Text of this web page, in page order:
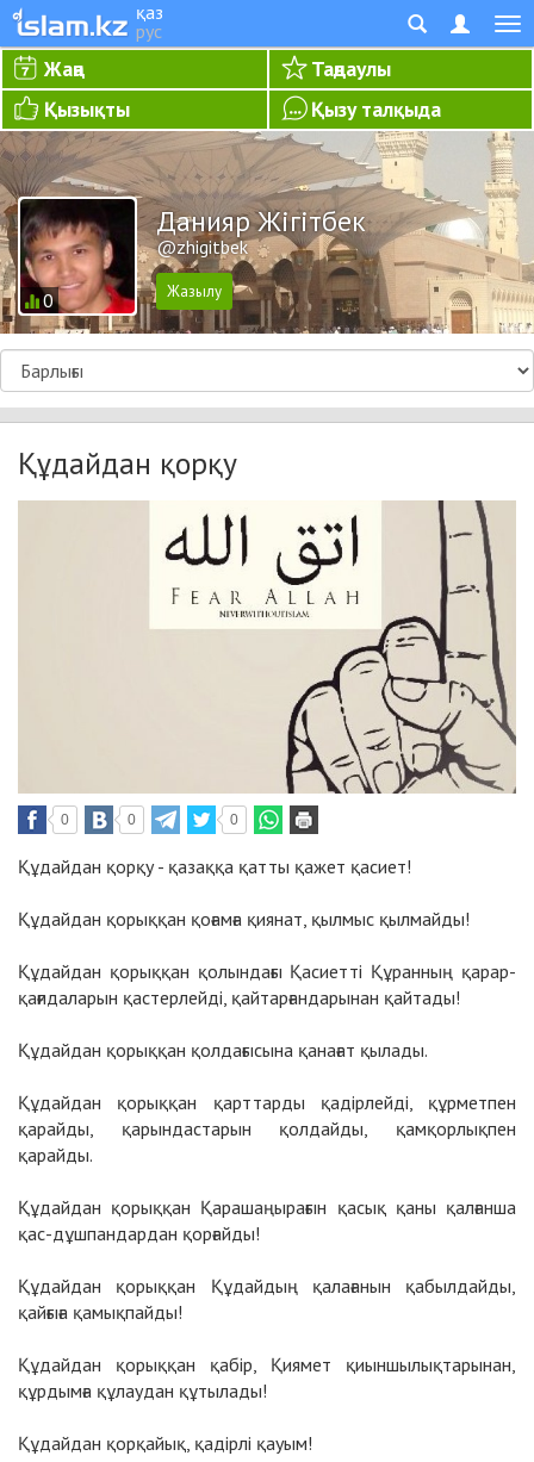
қаз
рус
Жаңа
Таңдаулы
Қызықты
Қызу талқыда
0
Данияр Жігітбек
@zhigitbek
Құдайдан қорқу
0 0 0
Құдайдан қорқу - қазаққа қатты қажет қасиет!
Құдайдан қорыққан қоғамға қиянат, қылмыс қылмайды!
Құдайдан қорыққан қолындағы Қасиетті Құранның қарар-
қағидаларын қастерлейді, қайтарғандарынан қайтады!
Құдайдан қорыққан қолдағысына қанағат қылады.
Құдайдан қорыққан қарттарды қадірлейді, құрметпен
қарайды, қарындастарын қолдайды, қамқорлықпен
қарайды.
Құдайдан қорыққан Қарашаңырағын қасық қаны қалғанша
қас-дұшпандардан қорғайды!
Құдайдан қорыққан Құдайдың қалағанын қабылдайды,
қайғыға қамықпайды!
Құдайдан қорыққан қабір, Қиямет қиыншылықтарынан,
құрдымға құлаудан құтылады!
Құдайдан қорқайық, қадірлі қауым!